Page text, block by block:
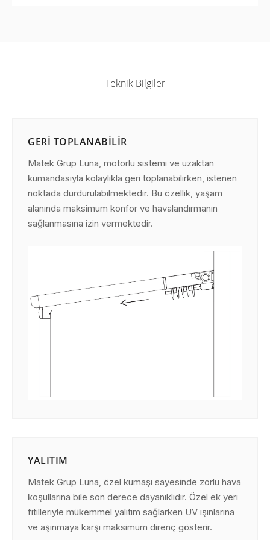
Teknik Bilgiler
GERI TOPLANABILIR
Matek Grup Luna, motorlu sistemi ve uzaktan
kumandasıyla kolaylıkla geri toplanabilirken, istenen
noktada durdurulabilmektedir. Bu özellik, yaşam
alanında maksimum konfor ve havalandırmanın
sağlanmasına izin vermektedir.
YALITIM
Matek Grup Luna, özel kumaşı sayesinde zorlu hava
koşullarına bile son derece dayanıklıdır. Özel ek yeri
fitilleriyle mükemmel yalıtım sağlarken UV ışınlarına
ve aşınmaya karşı maksimum direnç gösterir.